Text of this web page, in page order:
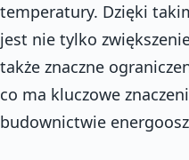
temperatury. Dzięki
jest nie tylko
także znaczne
co ma kluczowe
budownictwie